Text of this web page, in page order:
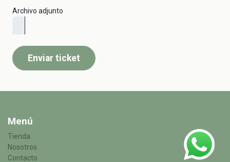
Archivo adjunto
Enviar ticket
Menú
Tienda
Nosotros
Contacto